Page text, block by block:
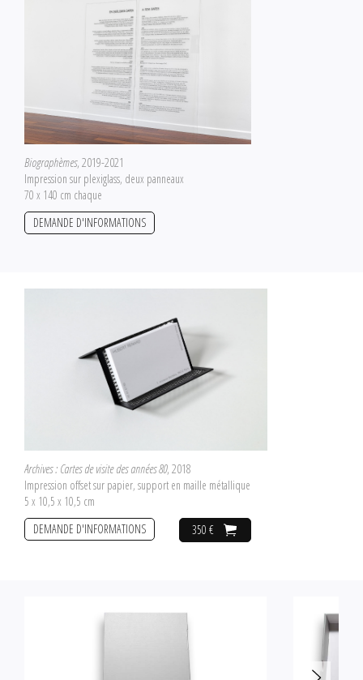
Biographèmes, 2019-2021
Impression sur plexiglass, deux panneaux
70 x 140 cm chaque
DEMANDE D'INFORMATIONS
Archives : Cartes de visite des années 80, 2018
Impression offset sur papier, support en maille métallique
5 x 10,5 x 10,5 cm
350 €
DEMANDE D'INFORMATIONS